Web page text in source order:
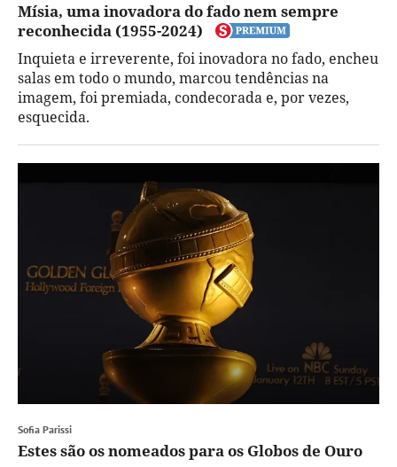
Mísia, uma inovadora do fado nem sempre
reconhecida (1955-2024)
Inquieta e irreverente, foi inovadora no fado, encheu
salas em todo o mundo, marcou tendências na
imagem, foi premiada, condecorada e, por vezes,
esquecida.
Sofia Parissi
Estes são os nomeados para os Globos de Ouro